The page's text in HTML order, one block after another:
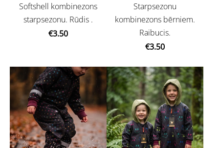
Softshell kombinezons
starpsezonu. Rūdis .
€3.50
Starpsezonu
kombinezons bērniem.
Raibucis.
€3.50